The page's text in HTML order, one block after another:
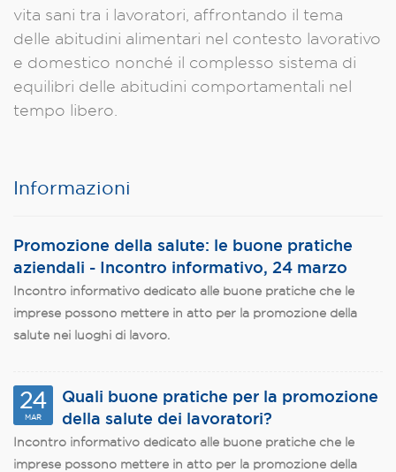
vita sani tra i lavoratori, affrontando il tema
delle abitudini alimentari nel contesto lavorativo
e domestico nonché il complesso sistema di
equilibri delle abitudini comportamentali nel
tempo libero.
Informazioni
Promozione della salute: le buone pratiche
aziendali - Incontro informativo, 24 marzo
Incontro informativo dedicato alle buone pratiche che le
imprese possono mettere in atto per la promozione della
salute nei luoghi di lavoro.
24
MAR
Quali buone pratiche per la promozione
della salute dei lavoratori?
Incontro informativo dedicato alle buone pratiche che le
imprese possono mettere in atto per la promozione della